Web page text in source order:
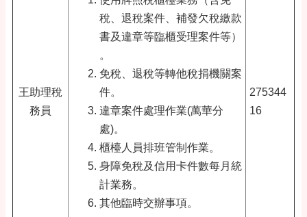
王助理稅
務員
稅、退稅案件、補發欠稅繳款
書及違章等臨櫃受理案件等）
。
免稅、退稅等轉他稅捐機關案
件。
違章案件處理作業(萬華分
處)。
櫃檯人員排班管制作業。
身障免稅及信用卡件數每月統
計業務。
其他臨時交辦事項。
275344
16